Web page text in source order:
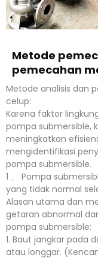
Metode
pemecahan
Metode analisis dan
celup:
Karena faktor
pompa submersible,
meningkatkan
mengidentifikasi
pompa submersible.
1 、 Pompa
yang tidak normal
Alasan utama dan
getaran abnormal
pompa submersible:
1. Baut jangkar pada
atau longgar.